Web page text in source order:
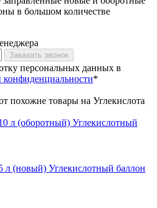
в большом количестве
Заказать звонок
персональных данных в
*
похожие товары на Углекислота
Углекислотный
Углекислотный баллон